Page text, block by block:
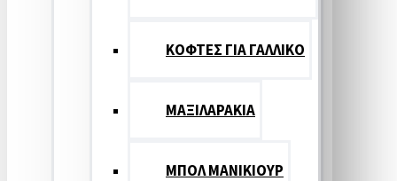
ΚΟΦΤΕΣ ΓΙΑ ΓΑΛΛΙΚΟ
ΜΑΞΙΛΑΡΑΚΙΑ
ΜΠΟΛ ΜΑΝΙΚΙΟΥΡ